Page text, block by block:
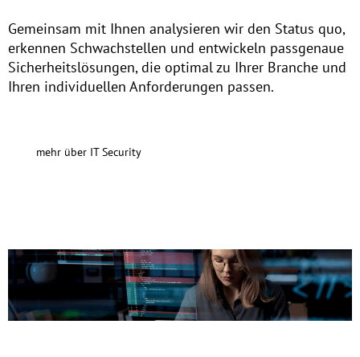
Gemeinsam mit Ihnen analysieren wir den Status quo,
erkennen Schwachstellen und entwickeln passgenaue
Sicherheitslösungen, die optimal zu Ihrer Branche und
Ihren individuellen Anforderungen passen.
mehr über IT Security